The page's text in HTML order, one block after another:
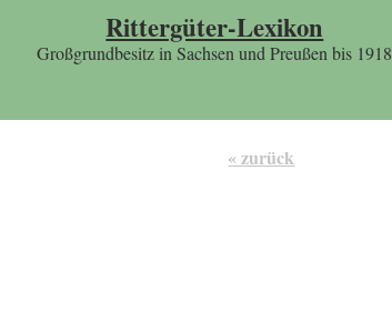
Rittergüter-Lexikon
Großgrundbesitz in Sachsen und Preußen bis 1918
« zurück